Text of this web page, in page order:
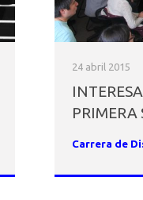
24 abril 2015
PRIMERA
Carrera de